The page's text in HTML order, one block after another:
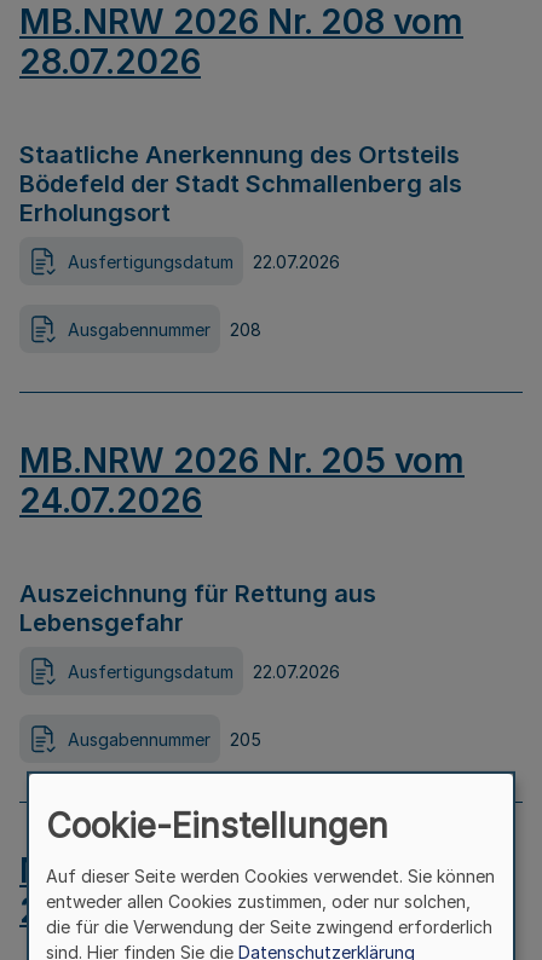
MB.NRW 2026 Nr. 208 vom
28.07.2026
Staatliche Anerkennung des Ortsteils
Bödefeld der Stadt Schmallenberg als
Erholungsort
Ausfertigungsdatum 22.07.2026
Ausgabennummer 208
MB.NRW 2026 Nr. 205 vom
24.07.2026
Auszeichnung für Rettung aus
Lebensgefahr
Ausfertigungsdatum 22.07.2026
Ausgabennummer 205
MB.NRW 2026 Nr. 204 vom
24.07.2026
Cookie-Einstellungen
Auf dieser Seite werden Cookies verwendet. Sie können
entweder allen Cookies zustimmen, oder nur solchen,
die für die Verwendung der Seite zwingend erforderlich
sind. Hier finden Sie die Datenschutzerklärung